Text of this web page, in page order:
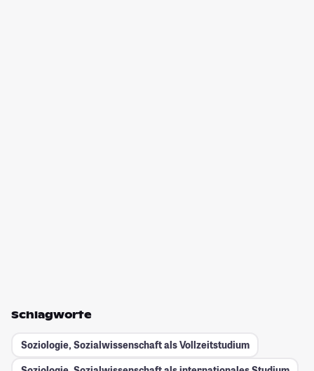
Schlagworte
Soziologie, Sozialwissenschaft als Vollzeitstudium